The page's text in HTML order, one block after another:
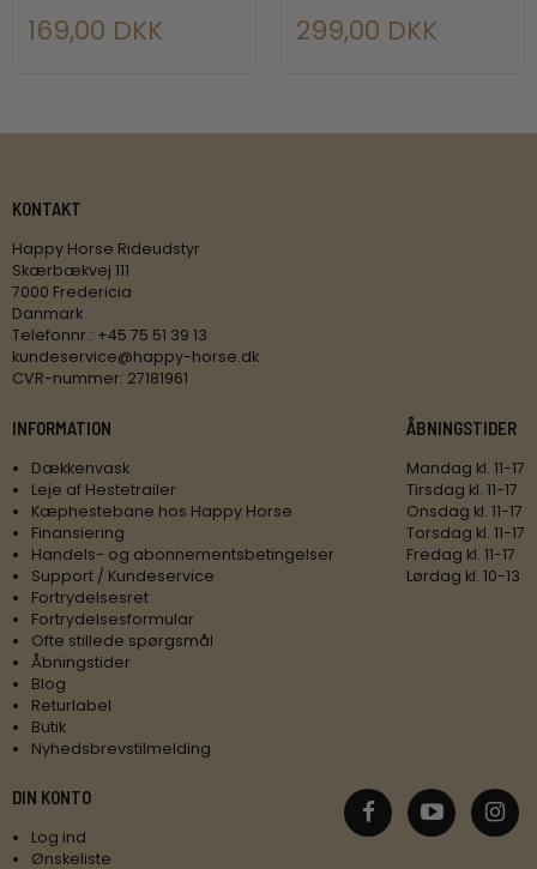
169,00 DKK 299,00 DKK
KONTAKT
Happy Horse Rideudstyr
Skærbækvej 111
7000 Fredericia
Danmark
Telefonnr.: +45 75 51 39 13
kundeservice@happy-horse.dk
CVR-nummer: 27181961
INFORMATION
Dækkenvask
Leje af Hestetrailer
Kæphestebane hos Happy Horse
Finansiering
Handels- og abonnementsbetingelser
Support / Kundeservice
Fortrydelsesret
Fortrydelsesformular
Ofte stillede spørgsmål
Åbningstider
Blog
Returlabel
Butik
Nyhedsbrevstilmelding
ÅBNINGSTIDER
Mandag kl. 11-17
Tirsdag kl. 11-17
Onsdag kl. 11-17
Torsdag kl. 11-17
Fredag kl. 11-17
Lørdag kl. 10-13
DIN KONTO
Log ind
Ønskeliste